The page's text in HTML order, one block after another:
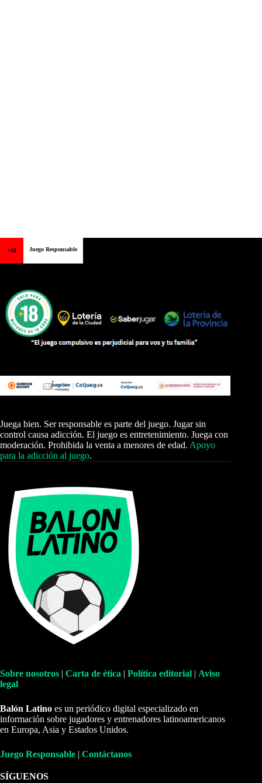
+18 Juego Responsable
Juega bien. Ser responsable es parte del juego. Jugar sin
control causa adicción. El juego es entretenimiento. Juega con
moderación. Prohibida la venta a menores de edad. Apoyo
para la adicción al juego.
Sobre nosotros | Carta de ética | Política editorial | Aviso
legal
Balón Latino es un periódico digital especializado en
información sobre jugadores y entrenadores latinoamericanos
en Europa, Asia y Estados Unidos.
Juego Responsable | Contáctanos
SÍGUENOS